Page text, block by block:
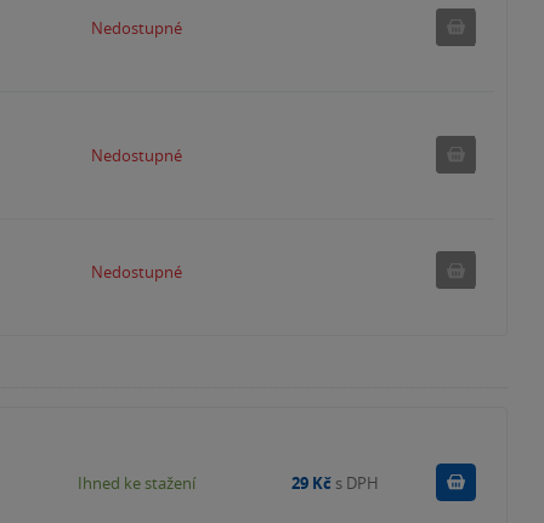
Nedostupné
Nedostupné
Nedostupné
Ihned ke stažení 29 Kč s DPH Koupit